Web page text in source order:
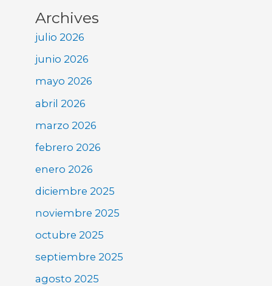
Archives
julio 2026
junio 2026
mayo 2026
abril 2026
marzo 2026
febrero 2026
enero 2026
diciembre 2025
noviembre 2025
octubre 2025
septiembre 2025
agosto 2025